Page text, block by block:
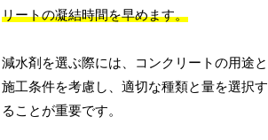
リートの凝結時間を早めます。
減水剤を選ぶ際には、コンクリートの用途と
施工条件を考慮し、適切な種類と量を選択す
ることが重要です。